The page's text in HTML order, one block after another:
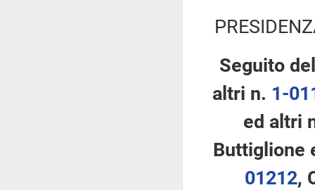
Seguito
altri n. 1-
ed altri
Buttiglione
01212,